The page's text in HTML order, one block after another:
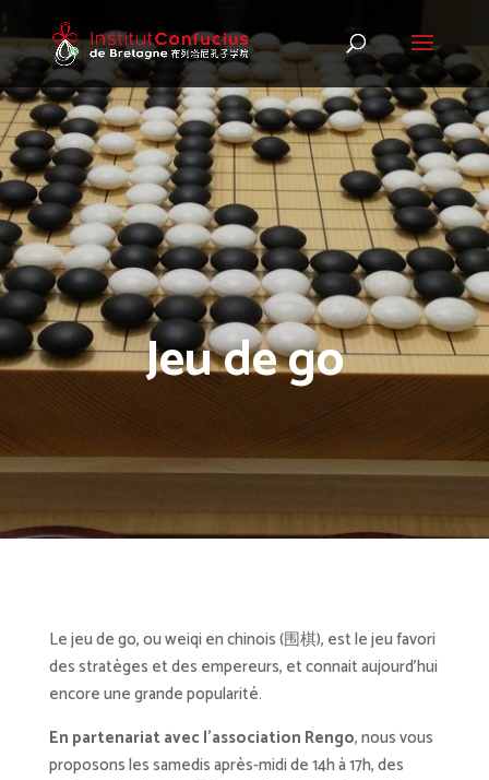
Jeu de go
Le jeu de go, ou weiqi en chinois (围棋), est le jeu favori
des stratèges et des empereurs, et connait aujourd’hui
encore une grande popularité.
En partenariat avec l’association Rengo, nous vous
proposons les samedis après-midi de 14h à 17h, des